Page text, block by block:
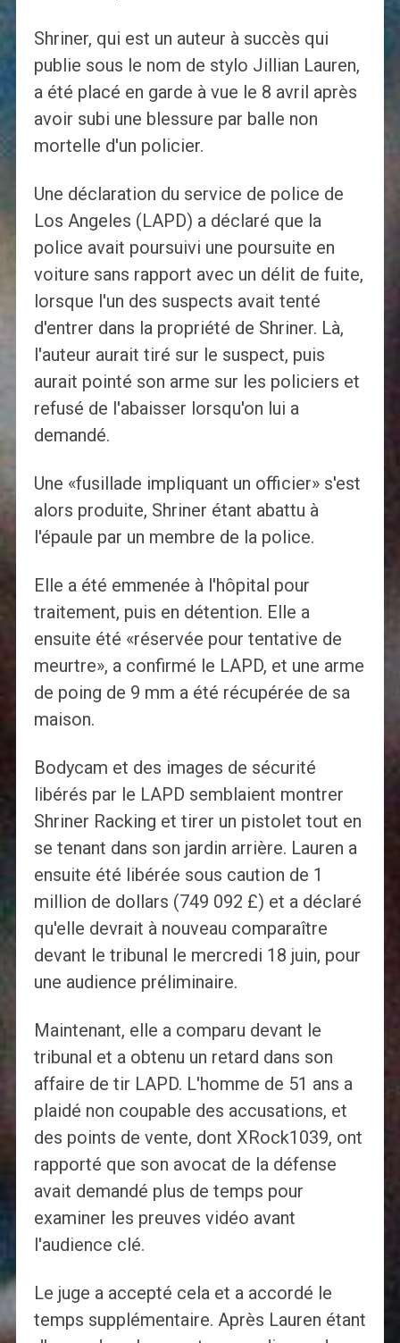
Shriner, qui est un auteur à succès qui
publie sous le nom de stylo Jillian Lauren,
a été placé en garde à vue le 8 avril après
avoir subi une blessure par balle non
mortelle d'un policier.
Une déclaration du service de police de
Los Angeles (LAPD) a déclaré que la
police avait poursuivi une poursuite en
voiture sans rapport avec un délit de fuite,
lorsque l'un des suspects avait tenté
d'entrer dans la propriété de Shriner. Là,
l'auteur aurait tiré sur le suspect, puis
aurait pointé son arme sur les policiers et
refusé de l'abaisser lorsqu'on lui a
demandé.
Une «fusillade impliquant un officier» s'est
alors produite, Shriner étant abattu à
l'épaule par un membre de la police.
Elle a été emmenée à l'hôpital pour
traitement, puis en détention. Elle a
ensuite été «réservée pour tentative de
meurtre», a confirmé le LAPD, et une arme
de poing de 9 mm a été récupérée de sa
maison.
Bodycam et des images de sécurité
libérés par le LAPD semblaient montrer
Shriner Racking et tirer un pistolet tout en
se tenant dans son jardin arrière. Lauren a
ensuite été libérée sous caution de 1
million de dollars (749 092 £) et a déclaré
qu'elle devrait à nouveau comparaître
devant le tribunal le mercredi 18 juin, pour
une audience préliminaire.
Maintenant, elle a comparu devant le
tribunal et a obtenu un retard dans son
affaire de tir LAPD. L'homme de 51 ans a
plaidé non coupable des accusations, et
des points de vente, dont XRock1039, ont
rapporté que son avocat de la défense
avait demandé plus de temps pour
examiner les preuves vidéo avant
l'audience clé.
Le juge a accepté cela et a accordé le
temps supplémentaire. Après Lauren étant